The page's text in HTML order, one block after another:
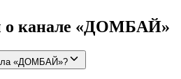
о канале «ДОМБАЙ»
«ДОМБАЙ»?